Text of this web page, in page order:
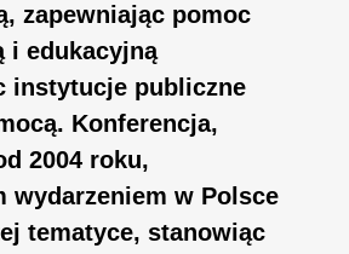
zapewniając pomoc
i edukacyjną
instytucje publiczne
Konferencja,
2004 roku,
wydarzeniem w Polsce
tematyce, stanowiąc